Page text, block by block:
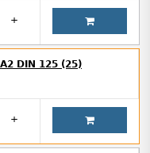
+
DIN 125 (25)
+